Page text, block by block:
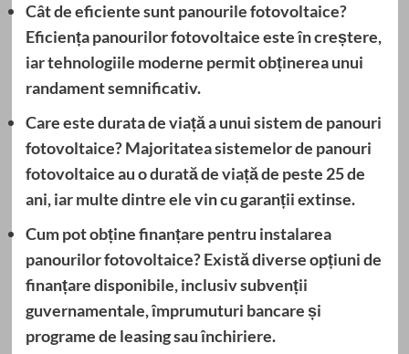
Cât de eficiente sunt panourile fotovoltaice?
Eficiența panourilor fotovoltaice este în creștere,
iar tehnologiile moderne permit obținerea unui
randament semnificativ.
Care este durata de viață a unui sistem de panouri
fotovoltaice?Majoritatea sistemelor de panouri
fotovoltaice au o durată de viață de peste 25 de
ani, iar multe dintre ele vin cu garanții extinse.
Cum pot obține finanțare pentru instalarea
panourilor fotovoltaice?Există diverse opțiuni de
finanțare disponibile, inclusiv subvenții
guvernamentale, împrumuturi bancare și
programe de leasing sau închiriere.